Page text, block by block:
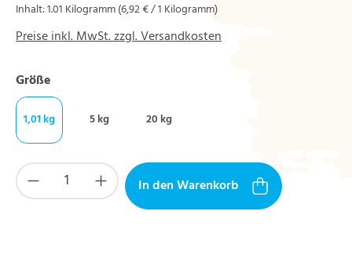
Inhalt:1.01 Kilogramm(6,92 € / 1 Kilogramm)
Preise inkl. MwSt. zzgl. Versandkosten
Größe
1,01 kg 5 kg 20 kg
Produkt Anzahl: Gib den gewünschten Wert
In den Warenkorb